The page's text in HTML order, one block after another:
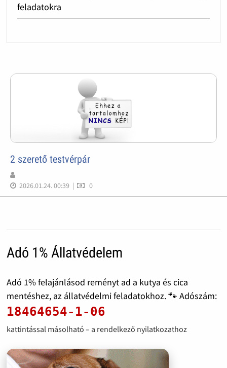
feladatokra
2 szerető testvérpár
2026.01.24. 00:39 | 0
Adó 1% Állatvédelem
Adó 1% felajánlásod reményt ad a kutya és cica
mentéshez, az állatvédelmi feladatokhoz. 🐾 Adószám:
18464654-1-06
kattintással másolható – a rendelkező nyilatkozathoz